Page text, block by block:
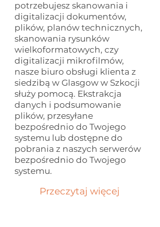
potrzebujesz skanowania i
digitalizacji dokumentów,
plików, planów technicznych,
skanowania rysunków
wielkoformatowych, czy
digitalizacji mikrofilmów,
nasze biuro obsługi klienta z
siedzibą w Glasgow w Szkocji
służy pomocą. Ekstrakcja
danych i podsumowanie
plików, przesyłane
bezpośrednio do Twojego
systemu lub dostępne do
pobrania z naszych serwerów
bezpośrednio do Twojego
systemu.
Przeczytaj więcej